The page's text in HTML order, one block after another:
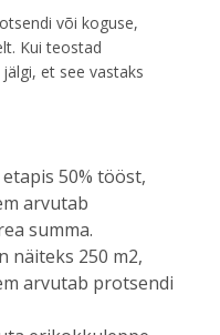
või koguse,
Kui teostad
et see vastaks
50% tööst,
arvutab
summa.
näiteks 250 m2,
arvutab protsendi